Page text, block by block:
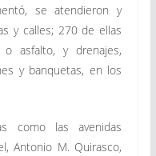
se atendieron y
y calles; 270 de ellas
asfalto, y drenajes,
y banquetas, en los
como las avenidas
Antonio M. Quirasco,